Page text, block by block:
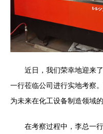
近日，我们荣幸地迎来
一行莅临公司进行实地考察
为未来在化工设备制造领域
在考察过程中，李总一